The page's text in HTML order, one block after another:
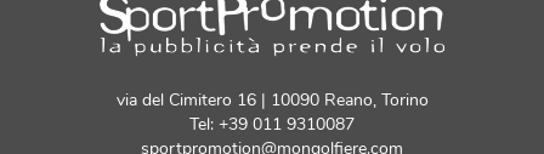
via del Cimitero 16 | 10090 Reano, Torino
Tel: +39 011 9310087
sportpromotion@mongolfiere.com